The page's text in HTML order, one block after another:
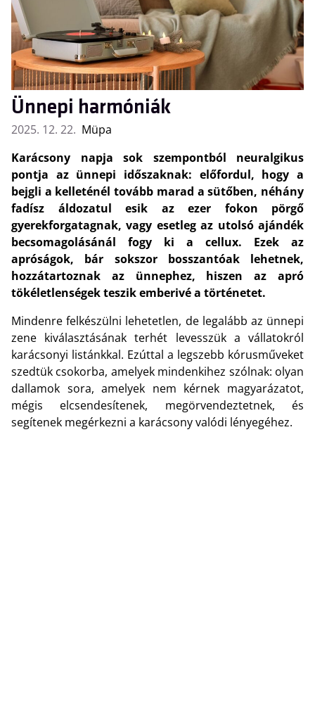
Ünnepi harmóniák
2025. 12. 22. Müpa
Karácsony napja sok szempontból neuralgikus
pontja az ünnepi időszaknak: előfordul, hogy a
bejgli a kelleténél tovább marad a sütőben, néhány
fadísz áldozatul esik az ezer fokon pörgő
gyerekforgatagnak, vagy esetleg az utolsó ajándék
becsomagolásánál fogy ki a cellux. Ezek az
apróságok, bár sokszor bosszantóak lehetnek,
hozzátartoznak az ünnephez, hiszen az apró
tökéletlenségek teszik emberivé a történetet.
Mindenre felkészülni lehetetlen, de legalább az ünnepi
zene kiválasztásának terhét levesszük a vállatokról
karácsonyi listánkkal. Ezúttal a legszebb kórusműveket
szedtük csokorba, amelyek mindenkihez szólnak: olyan
dallamok sora, amelyek nem kérnek magyarázatot,
mégis elcsendesítenek, megörvendeztetnek, és
segítenek megérkezni a karácsony valódi lényegéhez.